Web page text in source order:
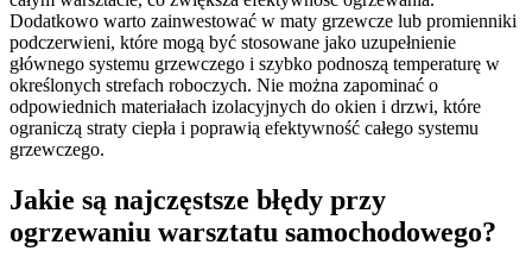
Dodatkowo warto zainwestować w maty grzewcze lub promienniki
podczerwieni, które mogą być stosowane jako uzupełnienie
głównego systemu grzewczego i szybko podnoszą temperaturę w
określonych strefach roboczych. Nie można zapominać o
odpowiednich materiałach izolacyjnych do okien i drzwi, które
ograniczą straty ciepła i poprawią efektywność całego systemu
grzewczego.
Jakie są najczęstsze błędy przy
ogrzewaniu warsztatu samochodowego?